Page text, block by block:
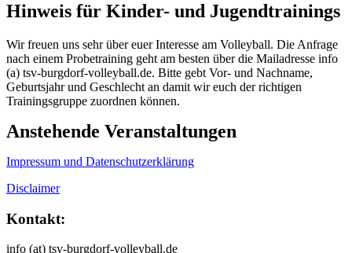
Hinweis für Kinder- und Jugendtrainings
Wir freuen uns sehr über euer Interesse am Volleyball. Die Anfrage
nach einem Probetraining geht am besten über die Mailadresse info
(a) tsv-burgdorf-volleyball.de. Bitte gebt Vor- und Nachname,
Geburtsjahr und Geschlecht an damit wir euch der richtigen
Trainingsgruppe zuordnen können.
Anstehende Veranstaltungen
Impressum und Datenschutzerklärung
Disclaimer
Kontakt:
info (at) tsv-burgdorf-volleyball.de